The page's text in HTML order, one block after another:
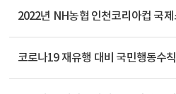
코로나19 재유행 대비 국민행동수